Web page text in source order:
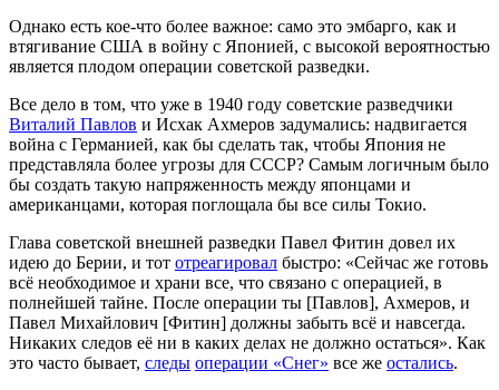
Однако есть кое-что более важное: само это эмбарго, как и
втягивание США в войну с Японией, с высокой вероятностью
является плодом операции советской разведки.
Все дело в том, что уже в 1940 году советские разведчики
Виталий Павлов и Исхак Ахмеров задумались: надвигается
война с Германией, как бы сделать так, чтобы Япония не
представляла более угрозы для СССР? Самым логичным было
бы создать такую напряженность между японцами и
американцами, которая поглощала бы все силы Токио.
Глава советской внешней разведки Павел Фитин довел их
идею до Берии, и тот отреагировал быстро: «Сейчас же готовь
всё необходимое и храни все, что связано с операцией, в
полнейшей тайне. После операции ты [Павлов], Ахмеров, и
Павел Михайлович [Фитин] должны забыть всё и навсегда.
Никаких следов её ни в каких делах не должно остаться». Как
это часто бывает, следы операции «Снег» все же остались.